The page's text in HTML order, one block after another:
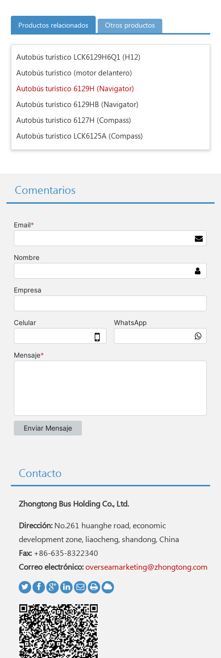
Productos relacionados Otros productos
Autobús turístico LCK6129H6Q1 (H12)
Autobús turístico (motor delantero)
Autobús turístico 6129H (Navigator)
Autobús turístico 6129HB (Navigator)
Autobús turístico 6127H (Compass)
Autobús turístico LCK6125A (Compass)
Comentarios
Contacto
Zhongtong Bus Holding Co., Ltd.
Dirección:No.261 huanghe road, economic
development zone, liaocheng, shandong, China
Fax:+86-635-8322340
Correo electrónico:overseamarketing@zhongtong.com